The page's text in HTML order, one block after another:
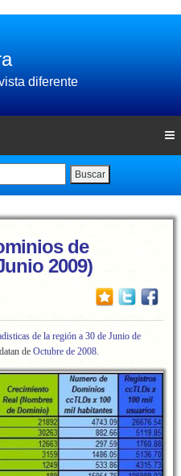
diferente
Buscar
de
2009)
de la región a 30 de Junio de
de Octubre de 2008.